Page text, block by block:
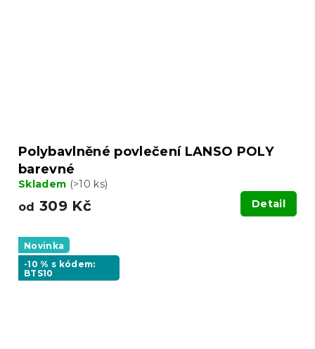
Polybavlněné povlečení LANSO POLY
barevné
Skladem (>10 ks)
od 309 Kč Detail
Novinka
-10 % s kódem:
BTS10